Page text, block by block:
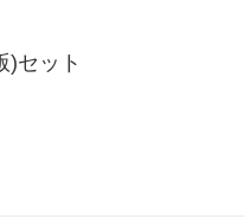
)セット